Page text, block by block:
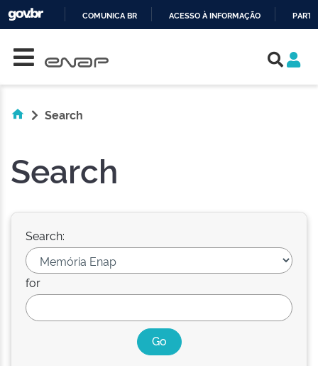
COMUNICA BR ACESSO À INFORMAÇÃO
Search
Search
Search:
for